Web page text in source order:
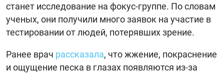
станет исследование на фокус-группе. По словам
ученых, они получили много заявок на участие в
тестировании от людей, потерявших зрение.
Ранее врач рассказала, что жжение, покраснение
и ощущение песка в глазах появляются из-за